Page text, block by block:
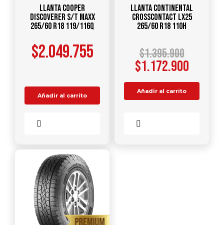
Llanta COOPER
Discoverer S/T Maxx
265/60 R18 119/116Q
$2.049.755
Añadir al carrito
Llanta CONTINENTAL
CrossContact LX25
265/60 R18 110H
$1.395.900
$1.172.900
Añadir al carrito